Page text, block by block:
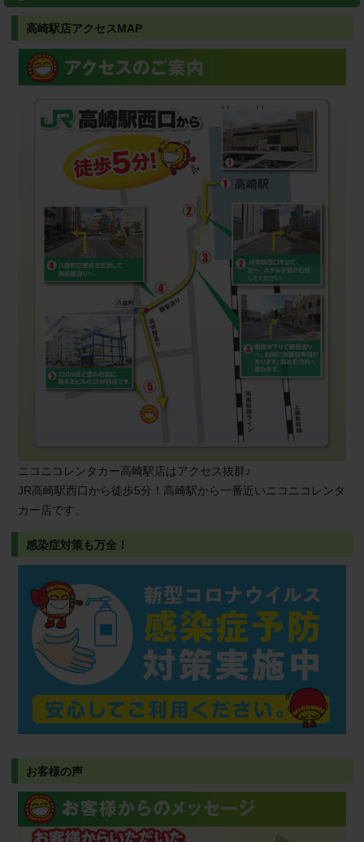
高崎駅店アクセスMAP
ニコニコレンタカー高崎駅店はアクセス抜群♪
JR高崎駅西口から徒歩5分！高崎駅から一番近いニコニコレンタ
カー店です。
感染症対策も万全！
お客様の声